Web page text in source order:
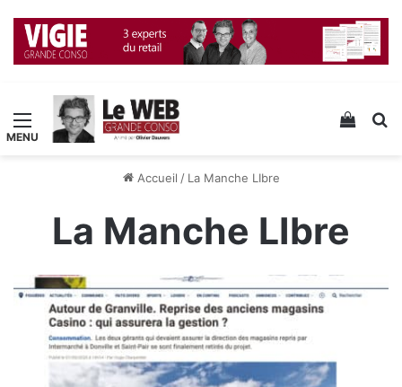
Menu Voir
Accueil / La Manche LIbre
La Manche LIbre